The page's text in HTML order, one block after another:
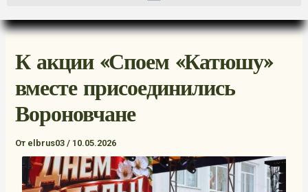
К акции «Споем «Катюшу»
вместе присоединились
Вороновчане
От elbrus03 / 10.05.2026